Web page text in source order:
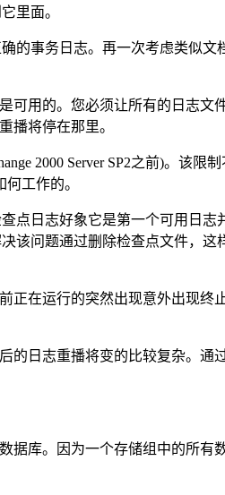
里面。
事务日志。再一次考虑类似
用的。您必须让所有的日志文
播将停在那里。
Server SP2之前)。该限制
工作的。
日志好象它是第一个可用日
该问题通过删除检查点文件，
在运行的突然出现意外出现终
志重播将变的比较复杂。通
库。因为一个存储组中的所有